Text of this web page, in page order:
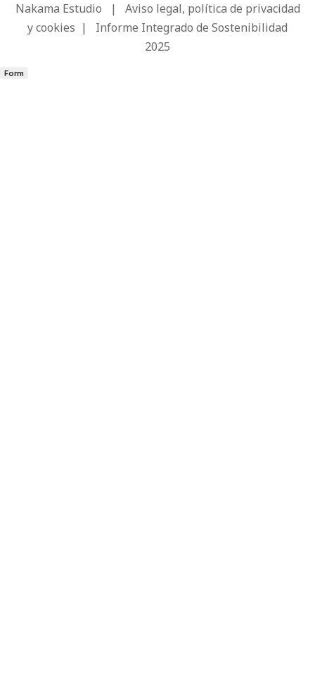
Nakama Estudio | Aviso legal, política de privacidad
y cookies | Informe Integrado de Sostenibilidad
2025
Form